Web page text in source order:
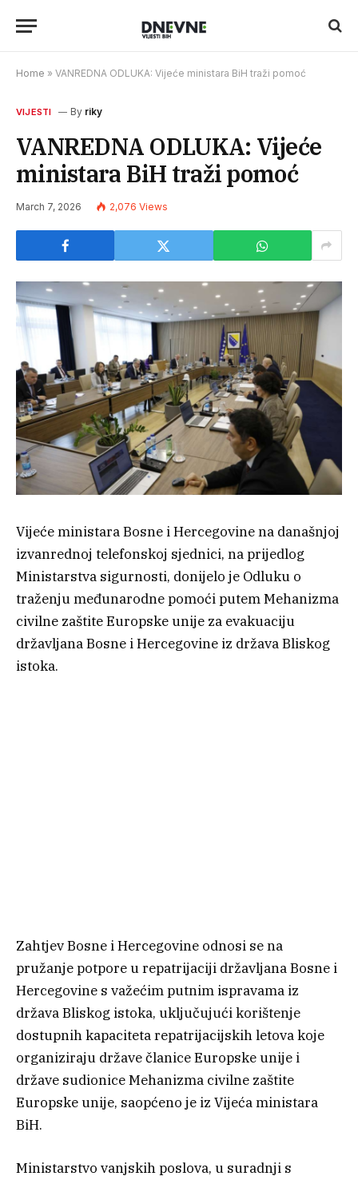
Home » VANREDNA ODLUKA: Vijeće ministara BiH traži pomoć
VIJESTI By riky
VANREDNA ODLUKA: Vijeće
ministara BiH traži pomoć
March 7, 2026 2,076 Views
Vijeće ministara Bosne i Hercegovine na današnjoj
izvanrednoj telefonskoj sjednici, na prijedlog
Ministarstva sigurnosti, donijelo je Odluku o
traženju međunarodne pomoći putem Mehanizma
civilne zaštite Europske unije za evakuaciju
državljana Bosne i Hercegovine iz država Bliskog
istoka.
Zahtjev Bosne i Hercegovine odnosi se na
pružanje potpore u repatrijaciji državljana Bosne i
Hercegovine s važećim putnim ispravama iz
država Bliskog istoka, uključujući korištenje
dostupnih kapaciteta repatrijacijskih letova koje
organiziraju države članice Europske unije i
države sudionice Mehanizma civilne zaštite
Europske unije, saopćeno je iz Vijeća ministara
BiH.
Ministarstvo vanjskih poslova, u suradnji s